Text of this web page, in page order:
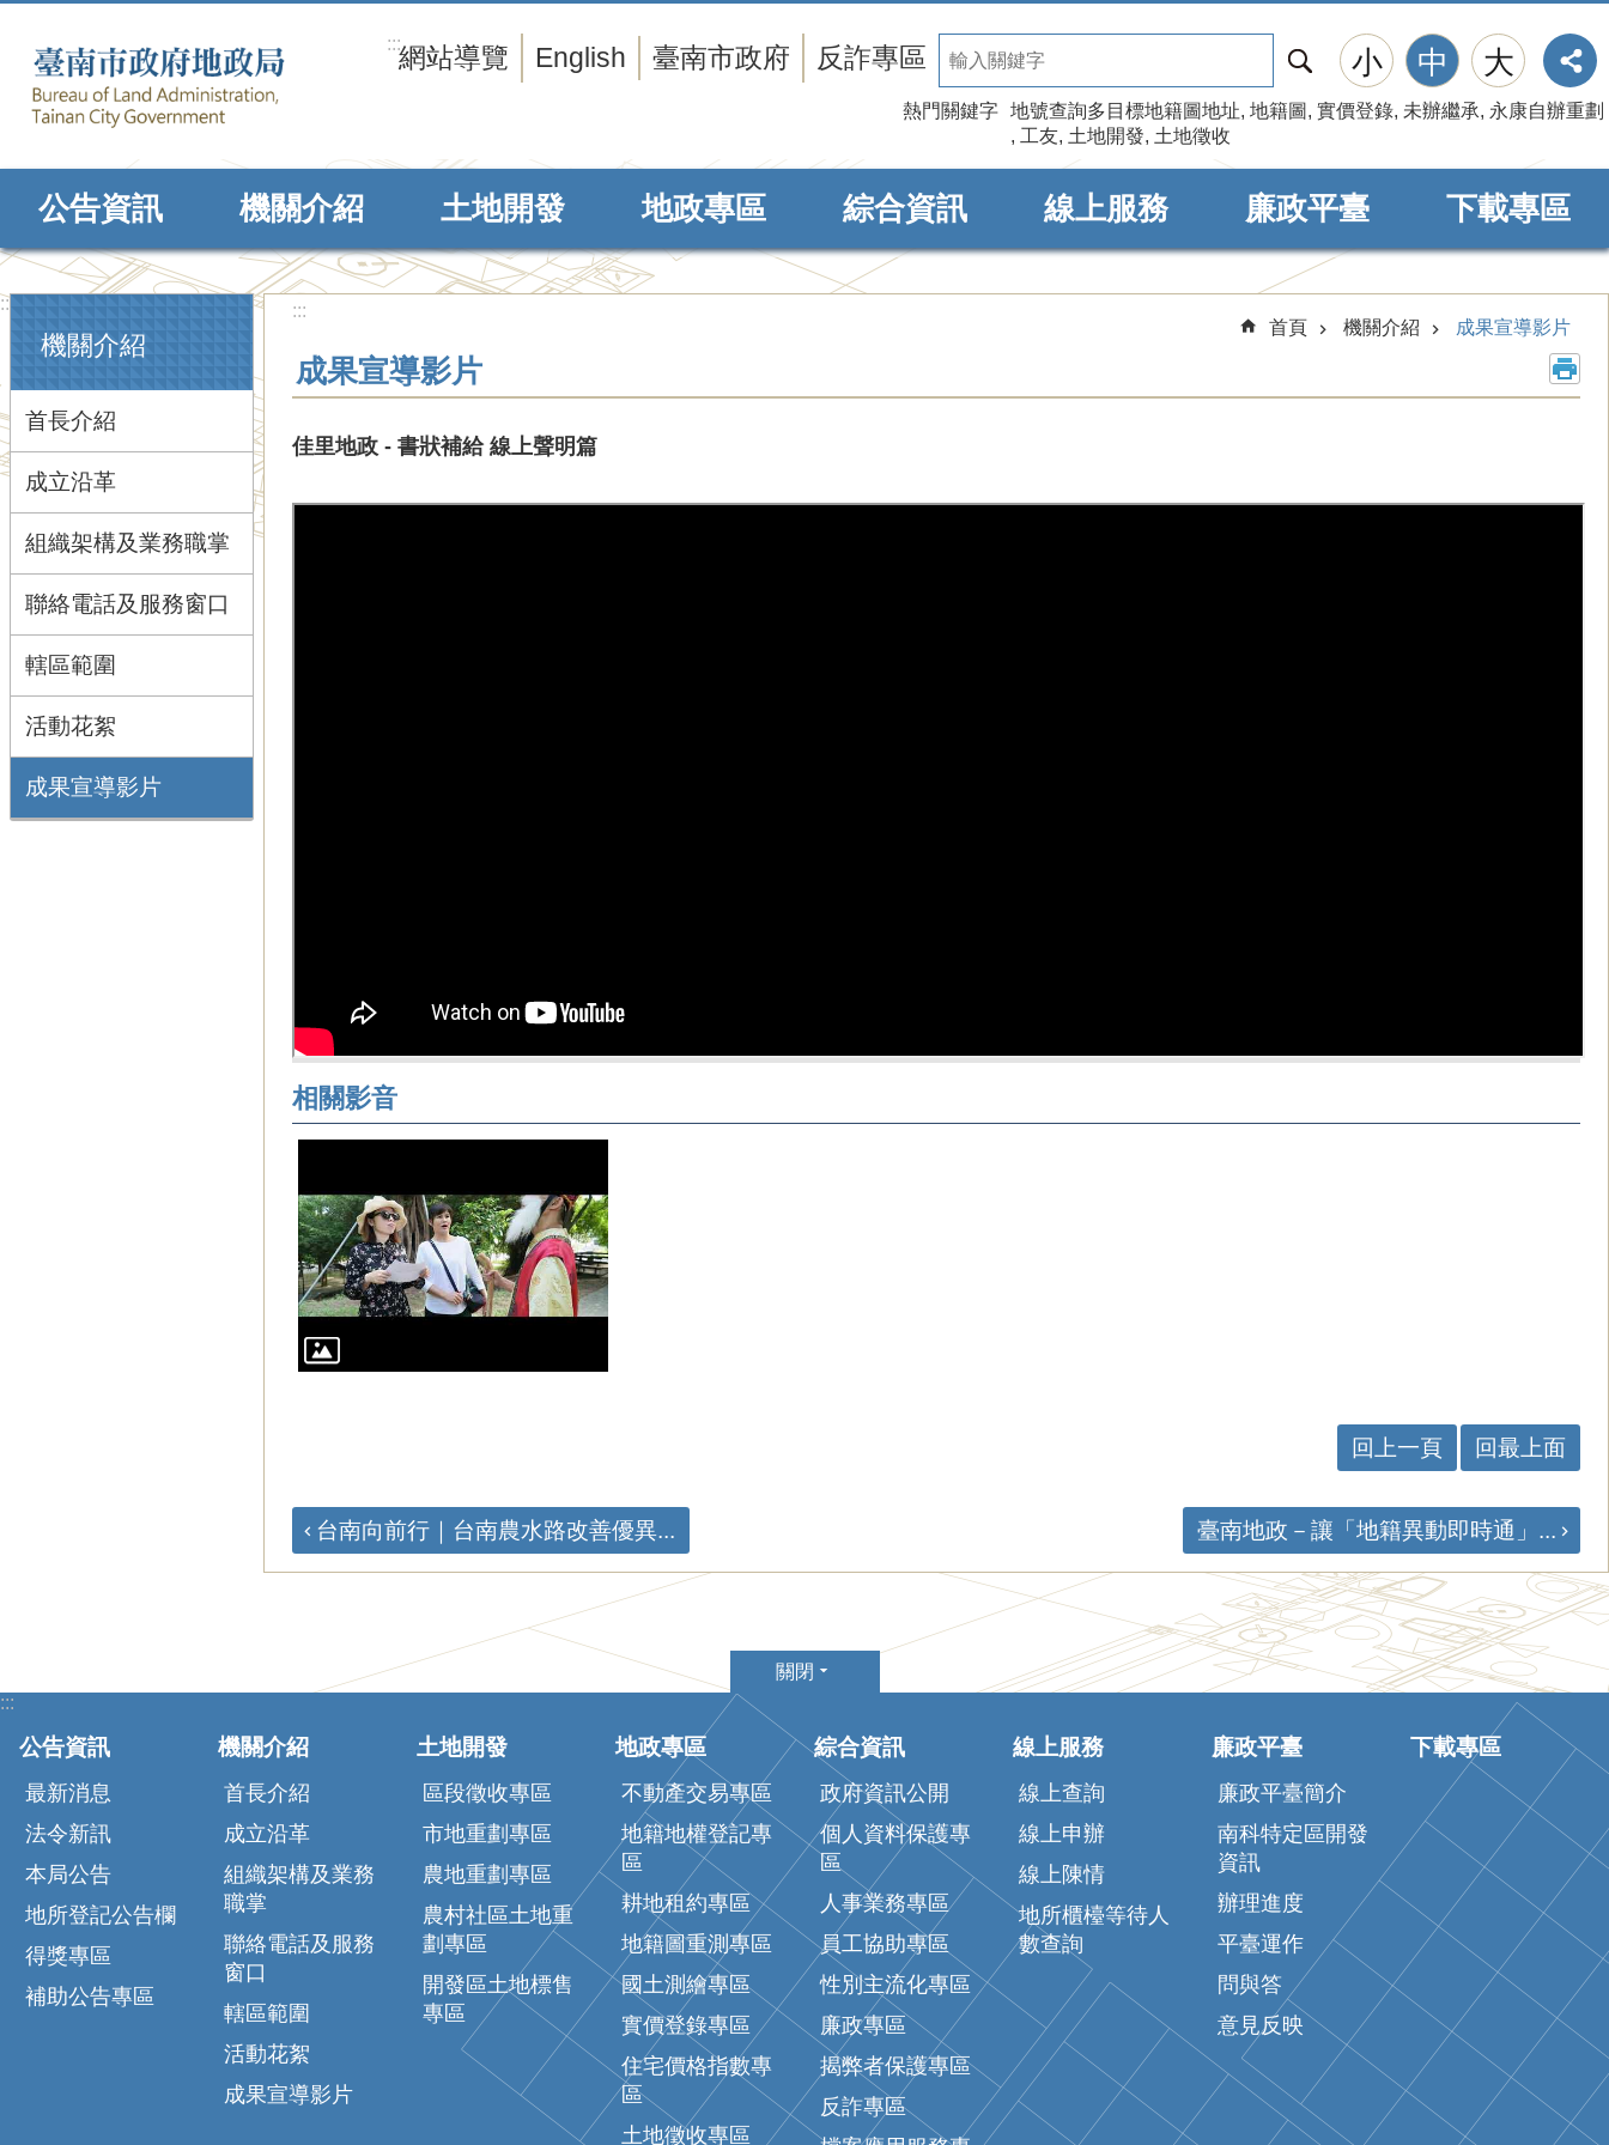
:::網站導覽 English 臺南市政府 反詐專區
尋
熱門關鍵字 地號查詢多目標地籍圖地址 地籍圖 實價登錄 未辦繼承 永康自辦重劃
工友 土地開發 土地徵收
小 中 大
公告資訊 機關介紹 土地開發 地政專區 綜合資訊 線上服務 廉政平臺 下載專區
:::
機關介紹
首長介紹
成立沿革
組織架構及業務職掌
聯絡電話及服務窗口
轄區範圍
活動花絮
成果宣導影片
:::
首頁
機關介紹 成果宣導影片
成果宣導影片
佳里地政 - 書狀補給 線上聲明篇
相關影音
回上一頁 回最上面
台南向前行｜台南農水路改善優異... 臺南地政－讓「地籍異動即時通」...
關閉
:::
公告資訊
最新消息
法令新訊
本局公告
地所登記公告欄
得獎專區
補助公告專區
機關介紹
首長介紹
成立沿革
組織架構及業務
職掌
聯絡電話及服務
窗口
轄區範圍
活動花絮
成果宣導影片
土地開發
區段徵收專區
市地重劃專區
農地重劃專區
農村社區土地重
劃專區
開發區土地標售
專區
地政專區
不動產交易專區
地籍地權登記專
區
耕地租約專區
地籍圖重測專區
國土測繪專區
實價登錄專區
住宅價格指數專
區
土地徵收專區
綜合資訊
政府資訊公開
個人資料保護專
區
人事業務專區
員工協助專區
性別主流化專區
廉政專區
揭弊者保護專區
反詐專區
線上服務
線上查詢
線上申辦
線上陳情
地所櫃檯等待人
數查詢
廉政平臺
廉政平臺簡介
南科特定區開發
資訊
辦理進度
平臺運作
問與答
意見反映
下載專區